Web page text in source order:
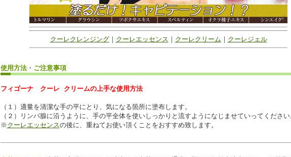
クーレクレンジング｜ クーレエッセンス ｜ クーレクリーム ｜ クーレジェル
使用方法・ ご注意事項
フィゴーナ クーレ クリームの上手な使用方法
（１）適量を清潔な手の平にとり、気になる箇所に塗布します。
（２）リンパ腺に沿うように、手の平全体を使いしっかりと流すようになじませていってください
※ クーレエッセンスの後に、重ねてお使い頂くことをおすすめ致します。